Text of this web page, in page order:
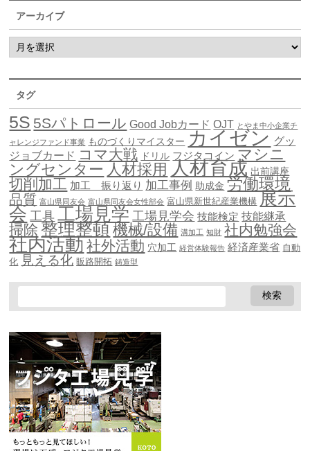
アーカイブ
タグ
5S 5Sパトロール Good Jobカード OJT とやま中小企業チ
ャレンジファンド事業 ものづくりマイスター カイゼン グッ
ジョブカード コマ大戦 ドリル フジタコイン マシニ
ングセンター 人材採用 人材育成 出前講座
切削加工 加工 振り返り 加工事例 助成金 労働環境
品質 富山県同友会 富山県同友会女性部会 富山県新世紀産業機構 展示
会 工具 工場見学 工場見学会 技能検定 技能継承
掃除 整理整頓機械/設備 溝加工 知財 社内勉強会
社内活動社外活動 穴加工 経営体験報告 経済産業省 自動
化 見える化 販路開拓 鋳造型